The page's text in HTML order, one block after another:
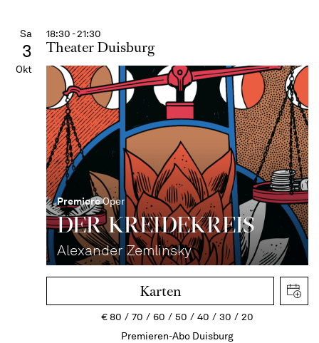
Sa
3
Okt
18:30 - 21:30
Theater Duisburg
PremiereOper
DER KREIDE­KREIS
Alexander Zemlinsky
Karten
€80 70 60 50 40 30
20
Premieren-Abo Duisburg